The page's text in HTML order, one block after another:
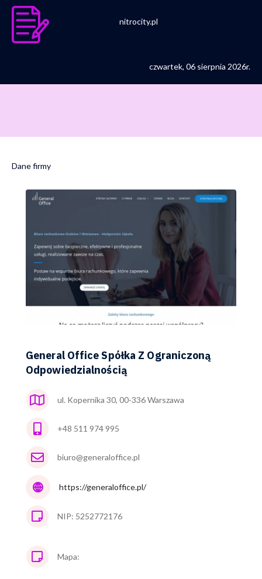
nitrocity.pl
czwartek, 06 sierpnia 2026r.
Dane firmy
General Office Spółka Z Ograniczoną
Odpowiedzialnością
ul. Kopernika 30, 00-336 Warszawa
+48 511 974 995
biuro@generaloffice.pl
https://generaloffice.pl/
NIP: 5252772176
Mapa: